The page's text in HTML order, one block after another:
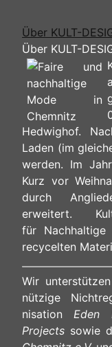
Über KULT-
Über KULT-
Hedwighof.
Laden (im
werden. Im
Kurz vor
durch
erweitert.
für
recycelten
Wir
nüt­zi­ge
ni­sa­ti­onEden
Projects sowie